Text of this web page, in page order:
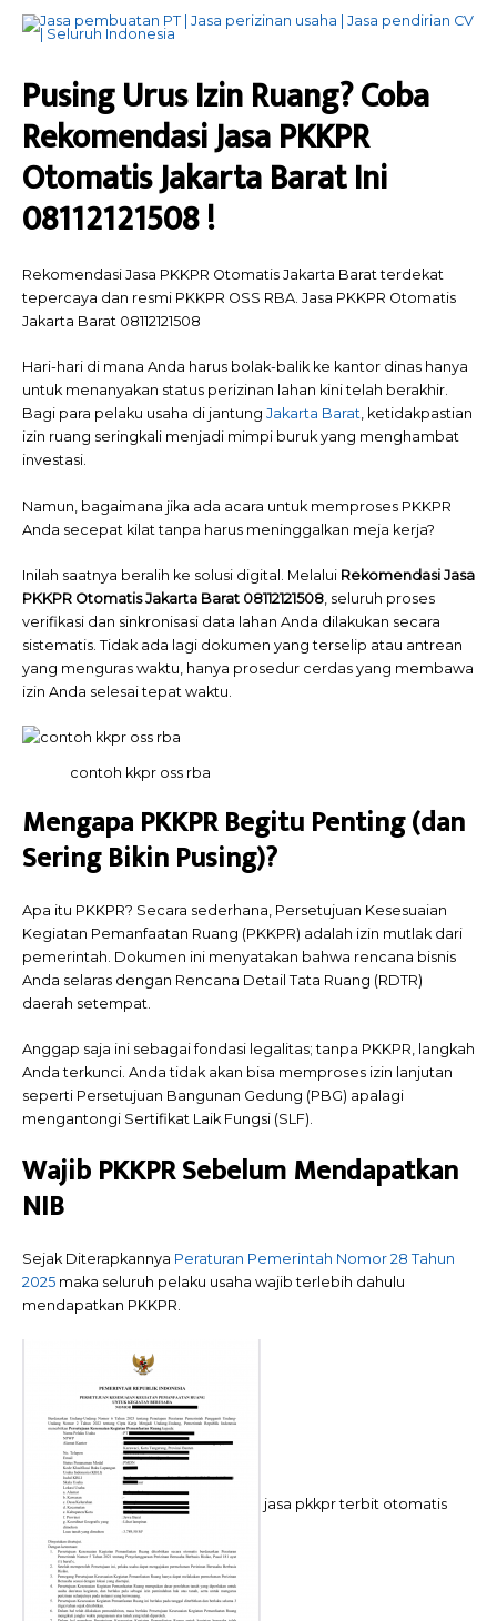
Pusing Urus Izin Ruang? Coba
Rekomendasi Jasa PKKPR
Otomatis Jakarta Barat Ini
08112121508 !
Rekomendasi Jasa PKKPR Otomatis Jakarta Barat terdekat
tepercaya dan resmi PKKPR OSS RBA. Jasa PKKPR Otomatis
Jakarta Barat 08112121508
Hari-hari di mana Anda harus bolak-balik ke kantor dinas hanya
untuk menanyakan status perizinan lahan kini telah berakhir.
Bagi para pelaku usaha di jantung Jakarta Barat, ketidakpastian
izin ruang seringkali menjadi mimpi buruk yang menghambat
investasi.
Namun, bagaimana jika ada acara untuk memproses PKKPR
Anda secepat kilat tanpa harus meninggalkan meja kerja?
Inilah saatnya beralih ke solusi digital. Melalui Rekomendasi Jasa
PKKPR Otomatis Jakarta Barat 08112121508 , seluruh proses
verifikasi dan sinkronisasi data lahan Anda dilakukan secara
sistematis. Tidak ada lagi dokumen yang terselip atau antrean
yang menguras waktu, hanya prosedur cerdas yang membawa
izin Anda selesai tepat waktu.
contoh kkpr oss rba
Mengapa PKKPR Begitu Penting (dan
Sering Bikin Pusing)?
Apa itu PKKPR? Secara sederhana, Persetujuan Kesesuaian
Kegiatan Pemanfaatan Ruang (PKKPR) adalah izin mutlak dari
pemerintah. Dokumen ini menyatakan bahwa rencana bisnis
Anda selaras dengan Rencana Detail Tata Ruang (RDTR)
daerah setempat.
Anggap saja ini sebagai fondasi legalitas; tanpa PKKPR, langkah
Anda terkunci. Anda tidak akan bisa memproses izin lanjutan
seperti Persetujuan Bangunan Gedung (PBG) apalagi
mengantongi Sertifikat Laik Fungsi (SLF).
Wajib PKKPR Sebelum Mendapatkan
NIB
Sejak Diterapkannya Peraturan Pemerintah Nomor 28 Tahun
2025 maka seluruh pelaku usaha wajib terlebih dahulu
mendapatkan PKKPR.
jasa pkkpr terbit otomatis